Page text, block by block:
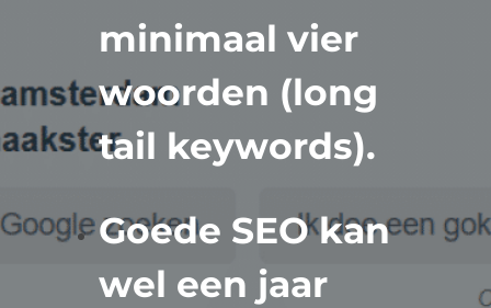
minimaal vier
woorden (long
tail keywords).
Goede SEO kan
wel een jaar